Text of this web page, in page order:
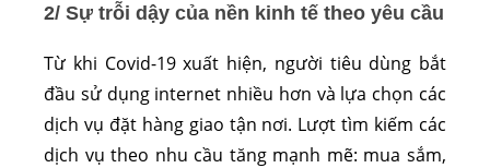
2/ Sự trỗi dậy của nền kinh tế theo yêu cầu
Từ khi Covid-19 xuất hiện, người tiêu dùng bắt
đầu sử dụng internet nhiều hơn và lựa chọn các
dịch vụ đặt hàng giao tận nơi. Lượt tìm kiếm các
dịch vụ theo nhu cầu tăng mạnh mẽ: mua sắm,